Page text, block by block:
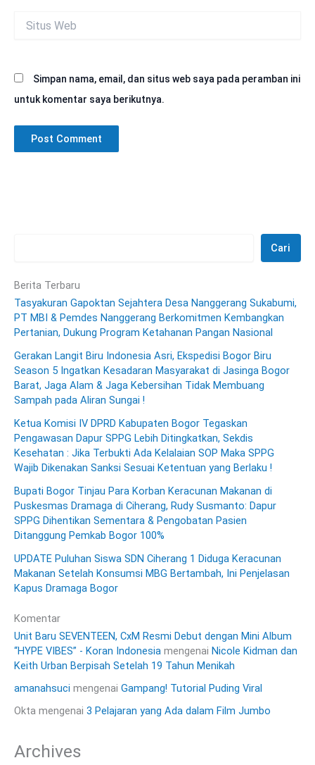
Web
Simpan nama, email, dan situs web saya pada peramban ini
untuk komentar saya berikutnya.
Cari
Berita Terbaru
Tasyakuran Gapoktan Sejahtera Desa Nanggerang Sukabumi,
PT MBI & Pemdes Nanggerang Berkomitmen Kembangkan
Pertanian, Dukung Program Ketahanan Pangan Nasional
Gerakan Langit Biru Indonesia Asri, Ekspedisi Bogor Biru
Season 5 Ingatkan Kesadaran Masyarakat di Jasinga Bogor
Barat, Jaga Alam & Jaga Kebersihan Tidak Membuang
Sampah pada Aliran Sungai !
Ketua Komisi IV DPRD Kabupaten Bogor Tegaskan
Pengawasan Dapur SPPG Lebih Ditingkatkan, Sekdis
Kesehatan : Jika Terbukti Ada Kelalaian SOP Maka SPPG
Wajib Dikenakan Sanksi Sesuai Ketentuan yang Berlaku !
Bupati Bogor Tinjau Para Korban Keracunan Makanan di
Puskesmas Dramaga di Ciherang, Rudy Susmanto: Dapur
SPPG Dihentikan Sementara & Pengobatan Pasien
Ditanggung Pemkab Bogor 100%
UPDATE Puluhan Siswa SDN Ciherang 1 Diduga Keracunan
Makanan Setelah Konsumsi MBG Bertambah, Ini Penjelasan
Kapus Dramaga Bogor
Komentar
Unit Baru SEVENTEEN, CxM Resmi Debut dengan Mini Album
“HYPE VIBES” - Koran Indonesia mengenai Nicole Kidman dan
Keith Urban Berpisah Setelah 19 Tahun Menikah
amanahsuci mengenai Gampang! Tutorial Puding Viral
Okta mengenai 3 Pelajaran yang Ada dalam Film Jumbo
Archives